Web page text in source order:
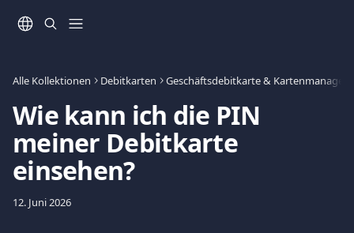
Alle Kollektionen Debitkarten Geschäftsdebitkarte &
Wie kann ich die PIN
meiner Debitkarte
einsehen?
12. Juni 2026